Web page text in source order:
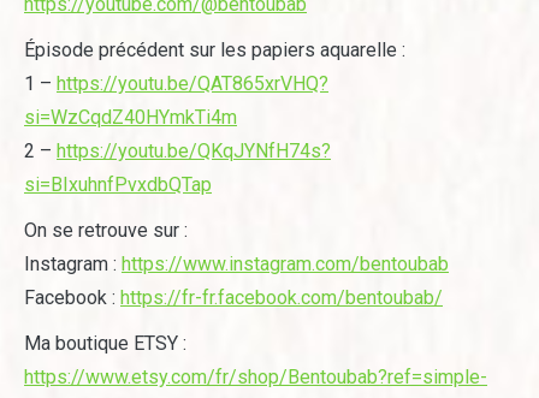
Épisode précédent sur les papiers aquarelle :
1 – https://youtu.be/QAT865xrVHQ?
si=WzCqdZ40HYmkTi4m
2 – https://youtu.be/QKqJYNfH74s?
si=BIxuhnfPvxdbQTap
On se retrouve sur :
Instagram : https://www.instagram.com/bentoubab
Facebook : https://fr-fr.facebook.com/bentoubab/
Ma boutique ETSY :
https://www.etsy.com/fr/shop/Bentoubab?ref=simple-